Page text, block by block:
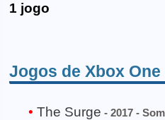
1 jogo
Jogos de Xbox One
The Surge - 2017 -